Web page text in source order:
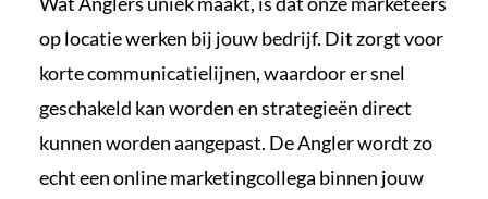
op locatie werken bij jouw bedrijf. Dit zorgt voor
korte communicatielijnen, waardoor er snel
geschakeld kan worden en strategieën direct
kunnen worden aangepast. De Angler wordt zo
echt een online marketingcollega binnen jouw